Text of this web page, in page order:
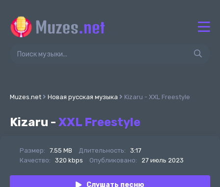
Muzes.net Новая русская музыка Kizaru - XXL Freestyle
Kizaru - XXL Freestyle
Размер: 7.55 MB Длительность:
3:17
Качество:
320 kbps Опубликовано: 27 июль 2023
Слушать песню